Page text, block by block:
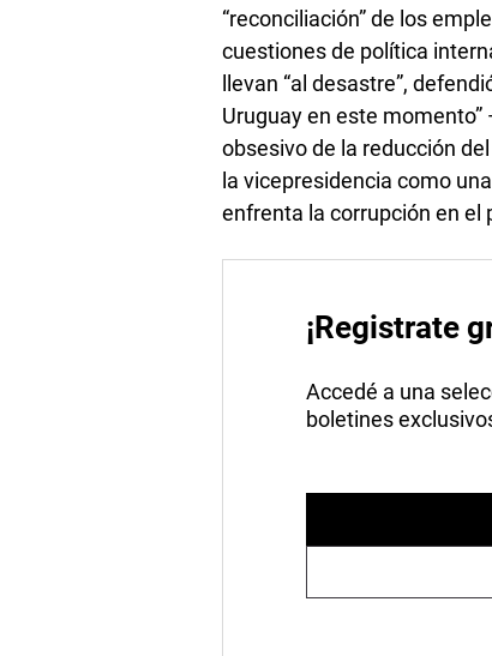
“reconciliación” de los
cuestiones de política
llevan “al desastre”,
Uruguay en este momento”
obsesivo de la reducción
la vicepresidencia como
enfrenta la corrupción en el
¡Registrate
Accedé a una
boletines